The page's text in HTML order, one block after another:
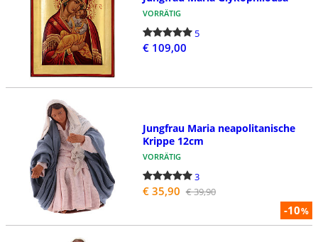
VORRÄTIG
5
€ 109,00
-10%
Jungfrau Maria neapolitanische
Krippe 12cm
VORRÄTIG
3
€ 35,90 € 39,90